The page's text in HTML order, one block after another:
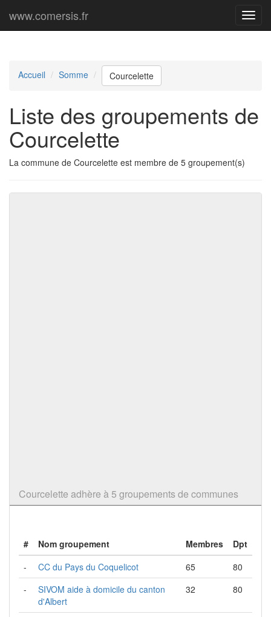
Menu
www.comersis.fr
Accueil Somme Courcelette
Liste des groupements de
Courcelette
La commune de Courcelette est membre de 5 groupement(s)
Courcelette adhère à 5 groupements de communes
# Nom groupement Membres
Dpt
-
CC du Pays du Coquelicot 65
80
-
SIVOM aide à domicile du canton
d'Albert
32 80